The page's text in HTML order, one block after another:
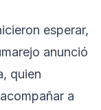
esperar,
anunció
quien
a